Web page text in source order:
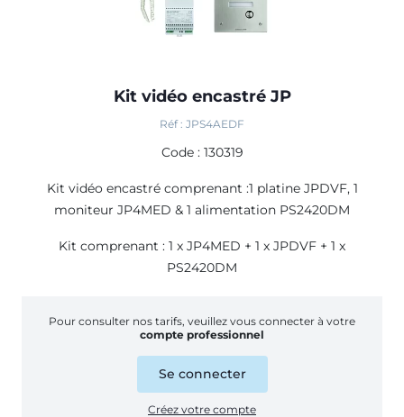
Kit vidéo encastré JP
Réf : JPS4AEDF
Code : 130319
Kit vidéo encastré comprenant :1 platine JPDVF, 1
moniteur JP4MED & 1 alimentation PS2420DM
Kit comprenant : 1 x JP4MED + 1 x JPDVF + 1 x
PS2420DM
Pour consulter nos tarifs, veuillez vous connecter à votre
compte professionnel
Se connecter
Créez votre compte